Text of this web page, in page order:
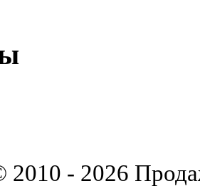
- 2026